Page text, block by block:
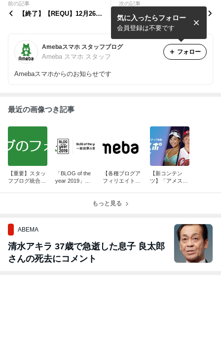
前の記事
【終了】【REQU】12月26日
次の記事
＼ 【 事前予約開始 】スタン
プ集めキャンペーン／
Amebaスマホ スタッフブログ
Ameba スマホ スタッフ
Amebaスマホからのお知らせです
気に入ったらフォロー
会員登録は不要です
フォロー
最近の画像つき記事
【重要】スタッ
フブログ統合の
「BLOG of the
year 2019」一
【各種ブログア
フィリエイトを
らせ
【新コンテン
ツ】「アメス
もっと見る
ABEMA
清水アキラ 37歳で急逝した息子 良太郎
さんの死去にコメント